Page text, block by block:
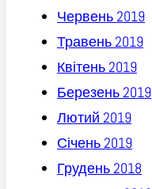
Червень 2019
Травень 2019
Квітень 2019
Березень 2019
Лютий 2019
Січень 2019
Грудень 2018